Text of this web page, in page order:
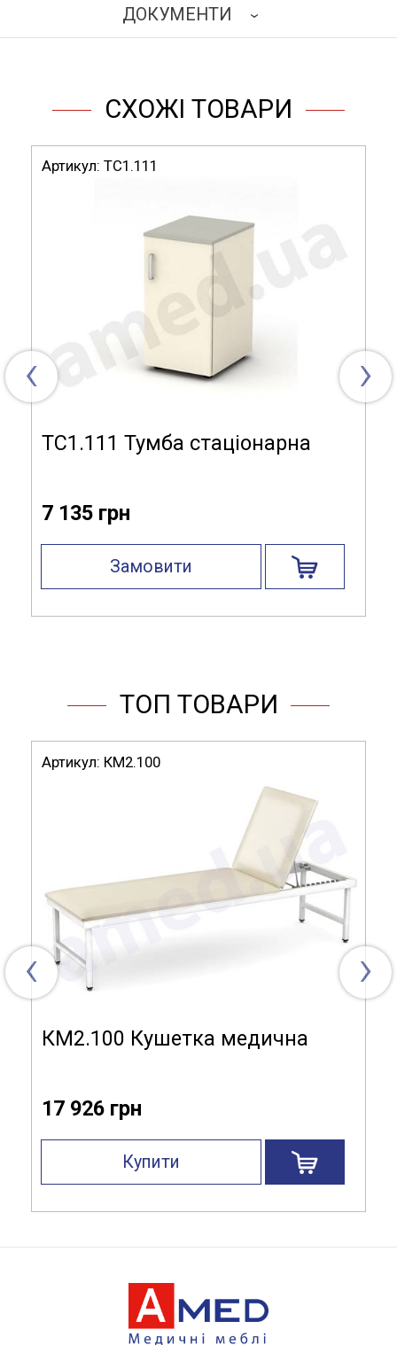
кромкою ПВХ 2 мм.
Тумба розташована на роликових опорах, передні – з
фіксацією руху.
Розміри (ДхГхВ), мм: 900x500x700.
Розміри (ДхГхВ):
алюмінієвий профіль
Модифікація: 1 полиця, 2 дверцят, замок
ДОКУМЕНТИ
СХОЖІ ТОВАРИ
‹
Артикул:ТС1.111
ТС1.111 Тумба стаціонарна
7 135 грн
Замовити
›
ТОП ТОВАРИ
‹
Артикул: КМ2.100
КМ2.100 Кушетка медична
17 926 грн
Купити
›